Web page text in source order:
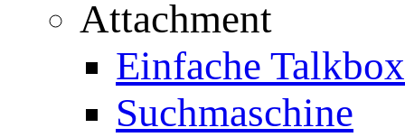
Attachment
Einfache Talkbox
Suchmaschine